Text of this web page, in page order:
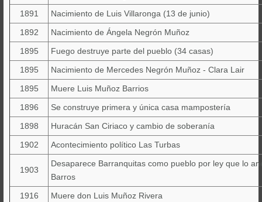
1891
Nacimiento de Luis Villaronga (13 de junio)
1892
Nacimiento de Ángela Negrón Muñoz
1895
Fuego destruye parte del pueblo (34 casas)
1895
Nacimiento de Mercedes Negrón Muñoz - Clara Lair
1895
Muere Luis Muñoz Barrios
1896
Se construye primera y única casa mampostería
1898
Huracán San Ciriaco y cambio de soberanía
1902
Acontecimiento político Las Turbas
1903
Desaparece Barranquitas como pueblo por ley que lo
Barros
1916
Muere don Luis Muñoz Rivera